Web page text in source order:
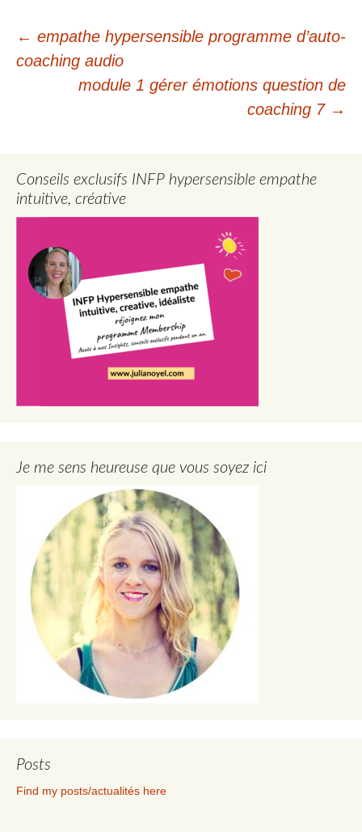
Navigation
des
← empathe hypersensible programme d’auto-
coaching audio
module 1 gérer émotions question de
coaching 7 →
Conseils exclusifs INFP hypersensible empathe
intuitive, créative
Je me sens heureuse que vous soyez ici
Posts
Find my posts/actualités here